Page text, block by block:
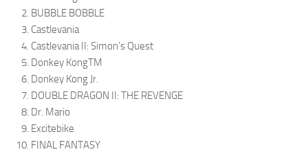
BUBBLE BOBBLE
Castlevania
Castlevania II: Simon’s Quest
Donkey KongTM
Donkey Kong Jr.
DOUBLE DRAGON II: THE REVENGE
Dr. Mario
Excitebike
FINAL FANTASY